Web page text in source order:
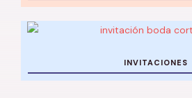
INVITACIONES